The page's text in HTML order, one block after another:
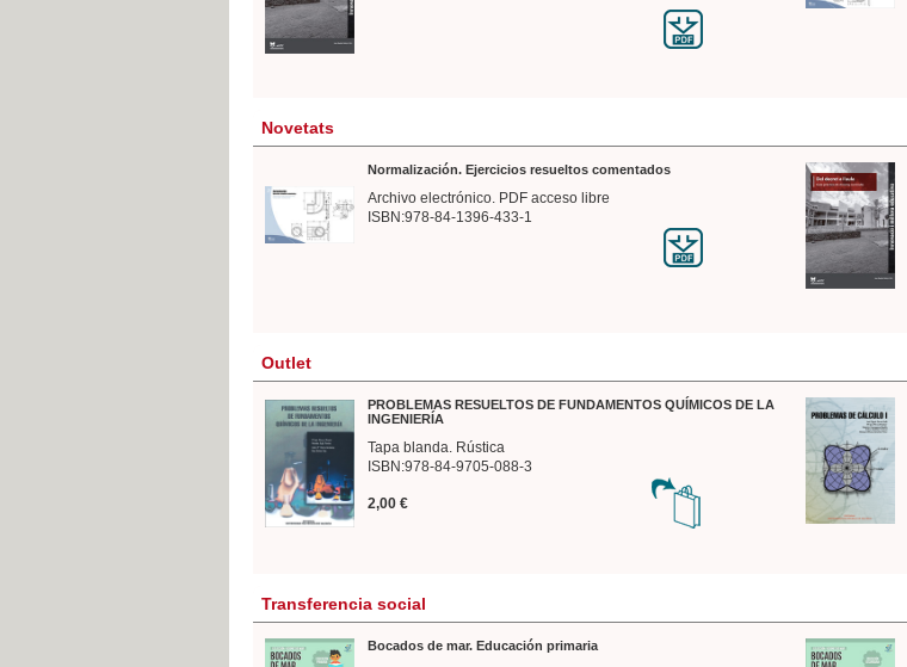
Novetats
Normalización. Ejercicios resueltos comentados
Archivo electrónico. PDF acceso libre
ISBN:978-84-1396-433-1
Outlet
PROBLEMAS RESUELTOS DE FUNDAMENTOS QUÍMICOS DE LA
INGENIERÍA
Tapa blanda. Rústica
ISBN:978-84-9705-088-3
2,00 €
Transferencia social
Bocados de mar. Educación primaria